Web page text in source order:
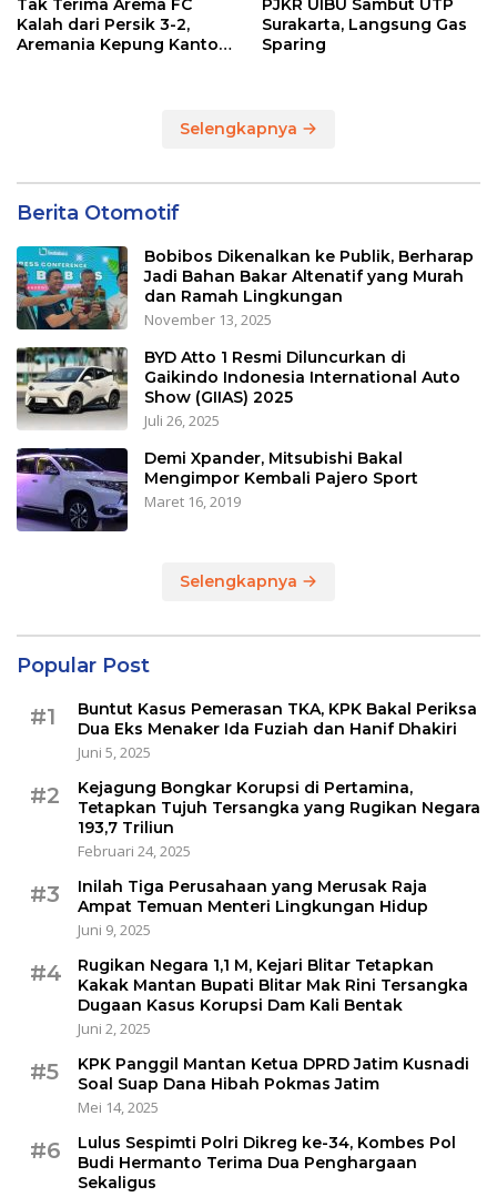
Tak Terima Arema FC
Kalah dari Persik 3-2,
Aremania Kepung Kantor
PJKR UIBU Sambut UTP
Surakarta, Langsung Gas
Sparing
Selengkapnya
Berita Otomotif
Bobibos Dikenalkan ke Publik, Berharap
Jadi Bahan Bakar Altenatif yang Murah
dan Ramah Lingkungan
November 13, 2025
BYD Atto 1 Resmi Diluncurkan di
Gaikindo Indonesia International Auto
Show (GIIAS) 2025
Juli 26, 2025
Demi Xpander, Mitsubishi Bakal
Mengimpor Kembali Pajero Sport
Maret 16, 2019
Selengkapnya
Popular Post
#1
Buntut Kasus Pemerasan TKA, KPK Bakal Periksa
Dua Eks Menaker Ida Fuziah dan Hanif Dhakiri
Juni 5, 2025
#2
Kejagung Bongkar Korupsi di Pertamina,
Tetapkan Tujuh Tersangka yang Rugikan Negara
193,7 Triliun
Februari 24, 2025
#3
Inilah Tiga Perusahaan yang Merusak Raja
Ampat Temuan Menteri Lingkungan Hidup
Juni 9, 2025
#4
Rugikan Negara 1,1 M, Kejari Blitar Tetapkan
Kakak Mantan Bupati Blitar Mak Rini Tersangka
Dugaan Kasus Korupsi Dam Kali Bentak
Juni 2, 2025
#5
KPK Panggil Mantan Ketua DPRD Jatim Kusnadi
Soal Suap Dana Hibah Pokmas Jatim
Mei 14, 2025
#6
Lulus Sespimti Polri Dikreg ke-34, Kombes Pol
Budi Hermanto Terima Dua Penghargaan
Sekaligus